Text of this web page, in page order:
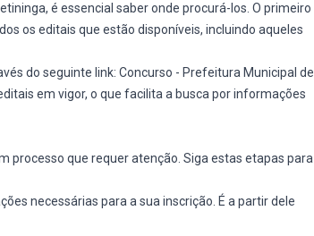
é essencial saber onde procurá-los. O primeiro
os editais que estão disponíveis, incluindo aqueles
do seguinte link: Concurso - Prefeitura Municipal de
em vigor, o que facilita a busca por informações
processo que requer atenção. Siga estas etapas para
necessárias para a sua inscrição. É a partir dele